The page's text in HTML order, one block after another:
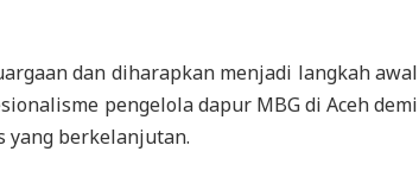
dan diharapkan menjadi langkah awal
pengelola dapur MBG di Aceh demi
yang berkelanjutan.